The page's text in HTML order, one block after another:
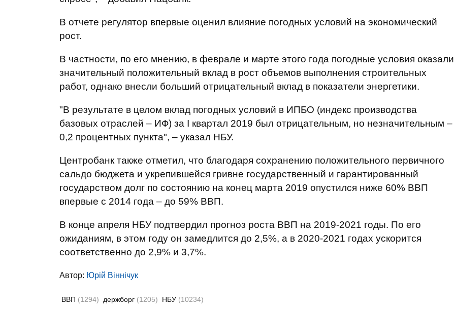
В отчете регулятор впервые оценил влияние погодных условий на экономический
рост.
В частности, по его мнению, в феврале и марте этого года погодные условия оказали
значительный положительный вклад в рост объемов выполнения строительных
работ, однако внесли больший отрицательный вклад в показатели энергетики.
"В результате в целом вклад погодных условий в ИПБО (индекс производства
базовых отраслей – ИФ) за I квартал 2019 был отрицательным, но незначительным –
0,2 процентных пункта", – указал НБУ.
Центробанк также отметил, что благодаря сохранению положительного первичного
сальдо бюджета и укрепившейся гривне государственный и гарантированный
государством долг по состоянию на конец марта 2019 опустился ниже 60% ВВП
впервые с 2014 года – до 59% ВВП.
В конце апреля НБУ подтвердил прогноз роста ВВП на 2019-2021 годы. По его
ожиданиям, в этом году он замедлится до 2,5%, а в 2020-2021 годах ускорится
соответственно до 2,9% и 3,7%.
Автор: Юрій Віннічук
ВВП (1294) держборг (1205) НБУ (10234)